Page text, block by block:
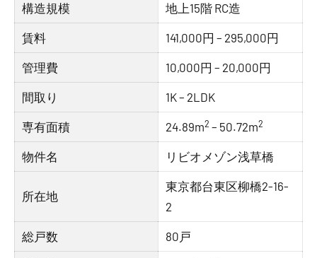
構造規模 地上15階 RC造
賃料 141,000円 – 295,000円
管理費 10,000円 – 20,000円
間取り 1K – 2LDK
専有面積 24.89m2 – 50.72m2
物件名 リビオメゾン浅草橋
所在地
東京都台東区柳橋2-16-
2
総戸数 80戸